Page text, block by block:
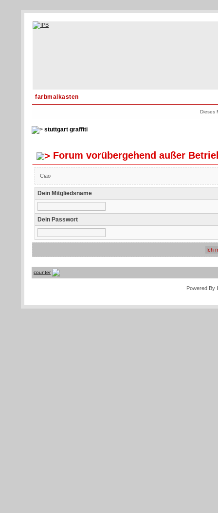
farbmalkasten
Dieses
stuttgart graffiti
Forum vorübergehend außer
Ciao
Dein Mitgliedsname
Dein Passwort
counter
Powered By